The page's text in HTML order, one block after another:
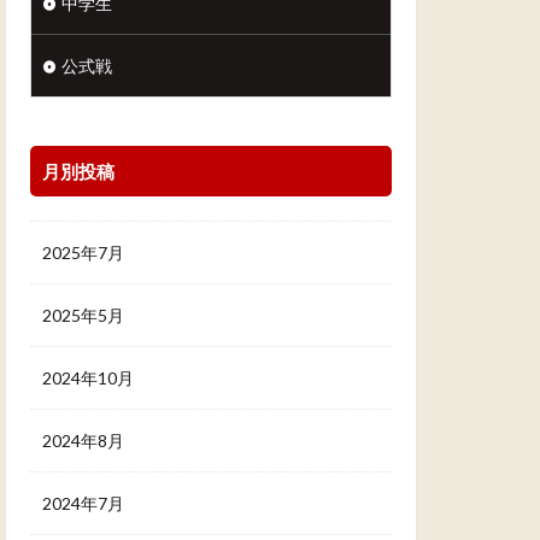
公式戦
月別投稿
2025年7月
2025年5月
2024年10月
2024年8月
2024年7月